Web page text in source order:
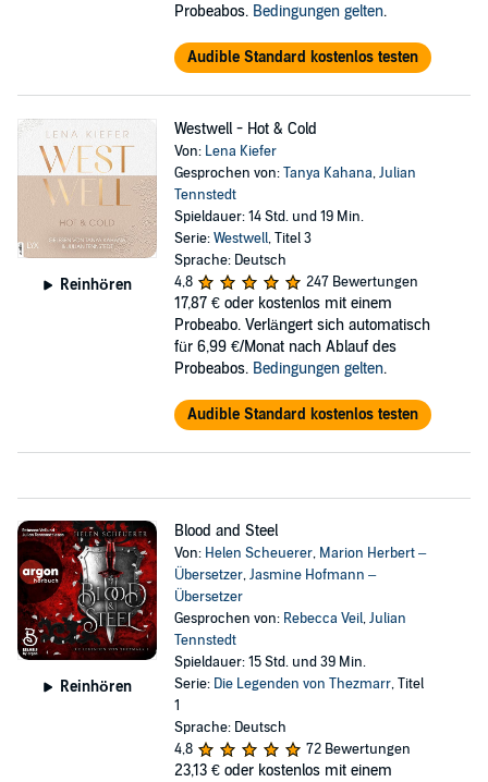
Probeabos. Bedingungen gelten.
Audible Standard kostenlos testen
Reinhören
Westwell - Hot & Cold
Von: Lena Kiefer
Gesprochen von:Tanya Kahana,Julian
Tennstedt
Spieldauer: 14 Std. und 19 Min.
Serie:Westwell, Titel 3
Sprache: Deutsch
4,8
247 Bewertungen
17,87 € oder kostenlos mit einem
Probeabo. Verlängert sich automatisch
für 6,99 €/Monat nach Ablauf des
Probeabos. Bedingungen gelten.
Audible Standard kostenlos testen
Reinhören
Blood and Steel
Von: Helen Scheuerer, Marion Herbert –
Übersetzer,Jasmine Hofmann –
Übersetzer
Gesprochen von: Rebecca Veil,Julian
Tennstedt
Spieldauer: 15 Std. und 39 Min.
Serie: Die Legenden von Thezmarr, Titel
1
Sprache: Deutsch
4,8
72 Bewertungen
23,13 € oder kostenlos mit einem